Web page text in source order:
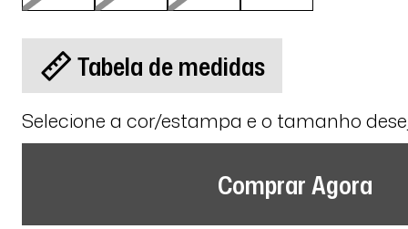
Tabela de medidas
Selecione a cor/estampa e o tamanho
Comprar Agora